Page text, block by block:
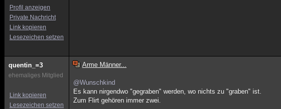
Profil anzeigen
Private Nachricht
Link kopieren
Lesezeichen setzen
quentin_=3
ehemaliges Mitglied
Link kopieren
Lesezeichen setzen
Arme Männer...
@Wunschkind
Es kann nirgendwo "gegraben" werden, wo nichts zu "graben" ist.
Zum Flirt gehören immer zwei.